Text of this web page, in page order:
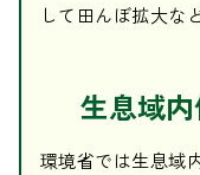
して田んぼ拡大な
生息域
環境省では生息域